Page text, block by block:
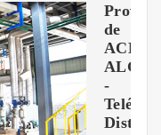
de
-